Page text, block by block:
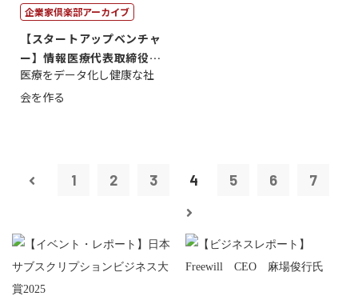
企業家倶楽部アーカイブ
【スタートアップベンチャ
ー】情報医療代表取締役
原 聖吾
医療をデータ化し健康な社
会を作る
1 2 3 4 5 6 7